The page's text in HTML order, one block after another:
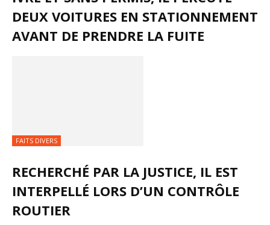
DEUX VOITURES EN STATIONNEMENT
AVANT DE PRENDRE LA FUITE
FAITS DIVERS
RECHERCHÉ PAR LA JUSTICE, IL EST
INTERPELLÉ LORS D’UN CONTRÔLE
ROUTIER